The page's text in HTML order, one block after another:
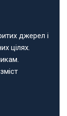
джерел і
цілях.